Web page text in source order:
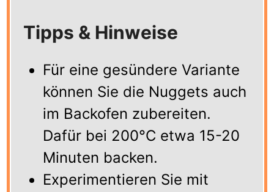
Tipps & Hinweise
Für eine gesündere Variante
können Sie die Nuggets auch
im Backofen zubereiten.
Dafür bei 200°C etwa 15-20
Minuten backen.
Experimentieren Sie mit